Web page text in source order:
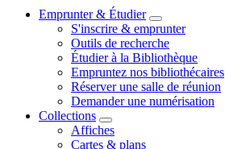
Emprunter & Étudier
S'inscrire & emprunter
Outils de recherche
Étudier à la Bibliothèque
Empruntez nos bibliothécaires
Réserver une salle de réunion
Demander une numérisation
Collections
Affiches
Cartes & plans